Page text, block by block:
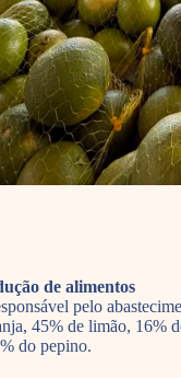
de alimentos
pelo
45% de limão, 16%
do pepino.